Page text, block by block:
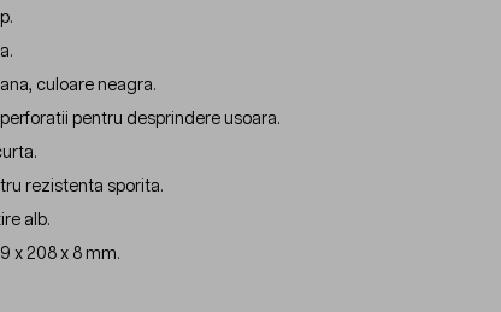
culoare neagra.
pentru desprindere usoara.
rezistenta sporita.
alb.
x 208 x 8 mm.